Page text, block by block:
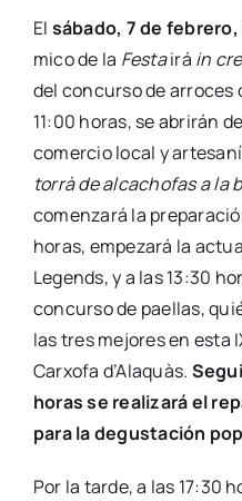
El sába­do, 7 de febre­ro,
mi­co de la Fes­tairá in
del con­cur­so de arro­ces
11:00 horas, se abri­rán
comer­cio local y
torrà de alca­cho­fas a la
comen­za­rá la
horas, empe­za­rá la
Legends, y a las 13:30
con­cur­so de pae­llas,
las tres mejo­res en esta
Car­xo­fa d’Alaquàs.
horas se rea­li­za­rá el
para la degus­ta­ción
Por la tar­de, a las 17:30